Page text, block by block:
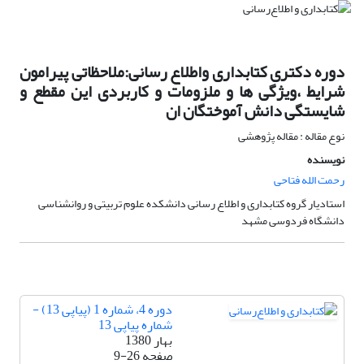
دوره دکتری کتابداری واطلاع رسانی:ملاحظاتی پیرامون
شرایط ،ویژگی ها و ملزومات و کاربردی این مقطع و
شایستگی دانش آموختگان ان
نوع مقاله : مقاله پژوهشی
نویسنده
رحمت الله فتاحی
استادیار گروه کتابداری و اطلاع رسانی دانشکده علوم تربیتی و روانشناسی
دانشگاه فردوسی مشهد
دوره 4، شماره 1 (پیاپی 13) -
شماره پیاپی 13
بهار 1380
صفحه9-26